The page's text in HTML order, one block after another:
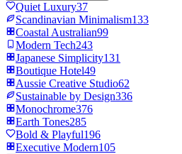
Quiet Luxury37
Scandinavian Minimalism133
Coastal Australian99
Modern Tech243
Japanese Simplicity131
Boutique Hotel49
Aussie Creative Studio62
Sustainable by Design336
Monochrome376
Earth Tones285
Bold & Playful196
Executive Modern105